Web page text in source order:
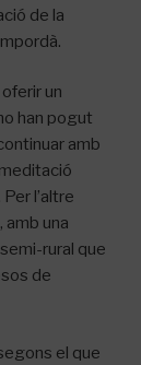
de la
un
han pogut
amb
l’altre
amb una
rural que
de
el que